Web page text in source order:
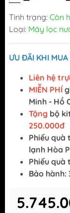
Tình trạng: Còn
Loại: Máy lọc
ƯU ĐÃI KHI
Liên hệ
MIỄN PHÍ
Minh - Hồ
Tặng bộ
250.000đ
Phiếu quà
lạnh Hòa
Phiếu quà
Bảo hành: